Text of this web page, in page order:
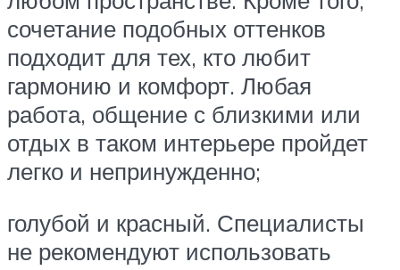
сочетание подобных оттенков
подходит для тех, кто любит
гармонию и комфорт. Любая
работа, общение с близкими или
отдых в таком интерьере пройдет
легко и непринужденно;
голубой и красный. Специалисты
не рекомендуют использовать